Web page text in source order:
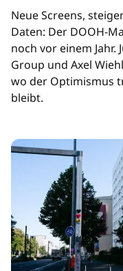
Neue Screens,
Daten: Der DOOH-
noch vor einem Jahr.
Group und Axel
wo der Optimismus
bleibt.